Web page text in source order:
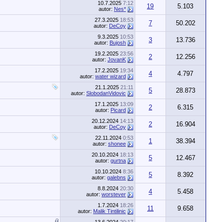
10.7.2025 7:12
autor: Nes* 19 5.103
27.3.2025 18:53
autor: DeCoy 7 50.202
9.3.2025 10:53
autor: Bujosh 3 13.736
19.2.2025 23:56
autor: JovanK 2 12.256
17.2.2025 19:34
autor: water wizard 4 4.797
21.1.2025 21:11
autor: SlobodanVidovic 5 28.873
17.1.2025 13:09
autor: Picard 2 6.315
20.12.2024 14:13
autor: DeCoy 2 16.904
22.11.2024 0:53
autor: shonee 1 38.394
20.10.2024 18:13
autor: gurtna 5 12.467
10.10.2024 8:36
autor: galebns 5 8.392
8.8.2024 20:30
autor: worstever 4 5.458
1.7.2024 18:26
autor: Malik Tintilinic 11 9.658